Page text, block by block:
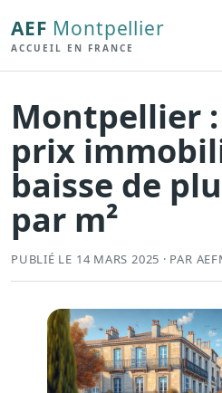
AEF Montpellier
ACCUEIL EN FRANCE
Montpellier
prix
baisse de
par m²
PUBLIÉ LE 14 MARS 2025 · PAR